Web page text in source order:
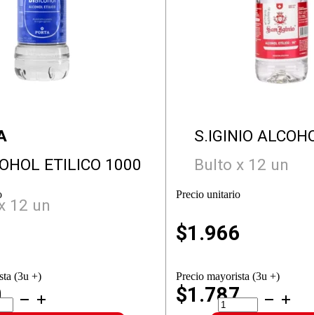
ETILICO 1000
12 un
(3u +)
S.IGINIO
Bulto x 12 un
Precio unitario
$1.966
Precio mayorista (3u +)
$1.787
S.IGINIO
ALCOHOL